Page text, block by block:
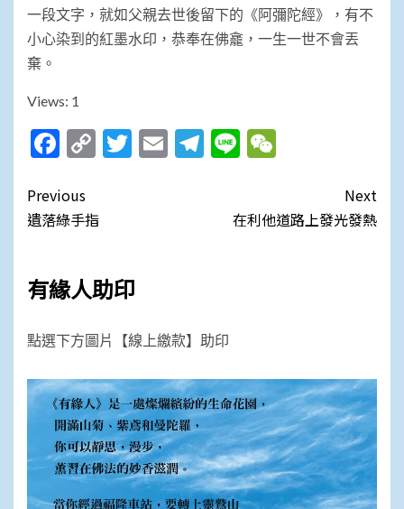
一段文字，就如父親去世後留下的《阿彌陀經》，有不
小心染到的紅墨水印，恭奉在佛龕，一生一世不會丟
棄。
Views: 1
Facebook
CopyTwitter
EmailTelegram
Line
Post
navigation
Previous
遺落綠手指
Next
在利他道路上發光發熱
有緣人助印
點選下方圖片【線上繳款】助印